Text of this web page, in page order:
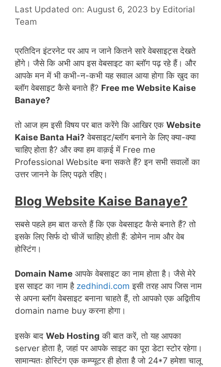
Last Updated on: August 6, 2023 by Editorial
Team
प्रतिदिन इंटरनेट पर आप न जाने कितने सारे वेबसाइट्स देखते
होंगे। जैसे कि अभी आप इस वेबसाइट का ब्लॉग पढ़ रहे हैं। और
आपके मन में भी कभी-न-कभी यह सवाल आया होगा कि खुद का
ब्लॉग वेबसाइट कैसे बनाते हैं? Free me Website Kaise
Banaye?
तो आज हम इसी विषय पर बात करेंगे कि आखिर एक Website
Kaise Banta Hai? वेबसाइट/ब्लॉग बनाने के लिए क्या-क्या
चाहिए होता है? और क्या हम वाक़ई में Free me
Professional Website बना सकते हैं? इन सभी सवालों का
उत्तर जानने के लिए पढ़ते रहिए।
Blog Website Kaise Banaye?
सबसे पहले हम बात करते हैं कि एक वेबसाइट कैसे बनाते हैं? तो
इसके लिए सिर्फ दो चीजें चाहिए होती हैं: डोमेन नाम और वेब
होस्टिंग।
Domain Name आपके वेबसाइट का नाम होता है। जैसे मेरे
इस साइट का नाम है zedhindi.com इसी तरह आप जिस नाम
से अपना ब्लॉग वेबसाइट बनाना चाहते हैं, तो आपको एक अद्वितीय
domain name buy करना होगा।
इसके बाद Web Hosting की बात करें, तो यह आपका
server होता है, जहां पर आपके साइट का पूरा डेटा स्टोर रहेगा।
सामान्यतः होस्टिंग एक कम्प्यूटर ही होता है जो 24*7 हमेशा चालू